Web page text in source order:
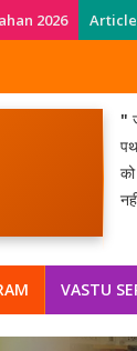
2026
"
VASTU